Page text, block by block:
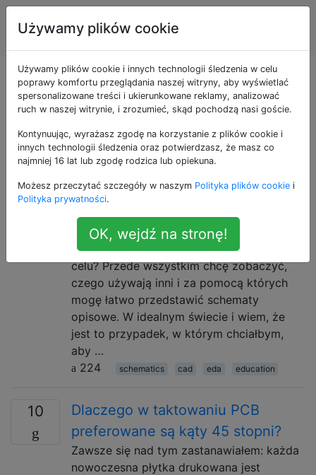
Inżynieria
elektryczna
Pytania otagowane
jako eda
28
Dobre narzędzia do rysowania
schematów [zamknięte]
Zamierzałem dodać trochę informacji do
mojego postu poprzedniego dnia,
korzystając ze schematów i instrukcji.
Jakie programy są wykorzystywane w tym
celu? Przede wszystkim chcę zobaczyć,
czego używają inni i za pomocą których
mogę łatwo przedstawić schematy
opisowe. W idealnym świecie i wiem, że
jest to przypadek, w którym chciałbym,
aby …
224
schematics cad eda education
10
Dlaczego w taktowaniu PCB
preferowane są kąty 45 stopni?
Zawsze się nad tym zastanawiałem: każda
nowoczesna płytka drukowana jest
Używamy plików cookie
Używamy plików cookie i innych technologii śledzenia w celu
poprawy komfortu przeglądania naszej witryny, aby wyświetlać
spersonalizowane treści i ukierunkowane reklamy, analizować
ruch w naszej witrynie, i zrozumieć, skąd pochodzą nasi goście.
Kontynuując, wyrażasz zgodę na korzystanie z plików cookie i
innych technologii śledzenia oraz potwierdzasz, że masz co
najmniej 16 lat lub zgodę rodzica lub opiekuna.
Możesz przeczytać szczegóły w naszym Polityka plików cookie i
Polityka prywatności.
OK, wejdź na stronę!